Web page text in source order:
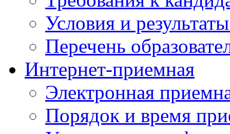
Условия и
Перечень
Интернет-приемная
Электронная
Порядок и время